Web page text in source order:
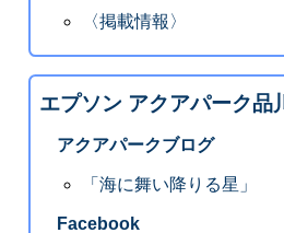
〈掲載情報〉
エプソン アクアパーク品川
アクアパークブログ
「海に舞い降りる星」
Facebook